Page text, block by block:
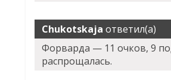
Chukotskaja ответил(а)
Форварда — 11 очков, 9
распрощалась.